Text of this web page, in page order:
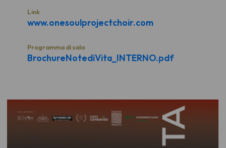
Link
www.onesoulprojectchoir.com
Programma di sala
BrochureNotediVita_INTERNO.pdf